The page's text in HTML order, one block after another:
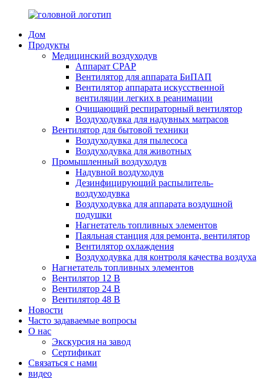
Дом
Продукты
Медицинский воздуходув
Аппарат CPAP
Вентилятор для аппарата БиПАП
Вентилятор аппарата искусственной
вентиляции легких в реанимации
Очищающий респираторный вентилятор
Воздуходувка для надувных матрасов
Вентилятор для бытовой техники
Воздуходувка для пылесоса
Воздуходувка для животных
Промышленный воздуходув
Надувной воздуходув
Дезинфицирующий распылитель-
воздуходувка
Воздуходувка для аппарата воздушной
подушки
Нагнетатель топливных элементов
Паяльная станция для ремонта, вентилятор
Вентилятор охлаждения
Воздуходувка для контроля качества воздуха
Нагнетатель топливных элементов
Вентилятор 12 В
Вентилятор 24 В
Вентилятор 48 В
Новости
Часто задаваемые вопросы
О нас
Экскурсия на завод
Сертификат
Связаться с нами
видео